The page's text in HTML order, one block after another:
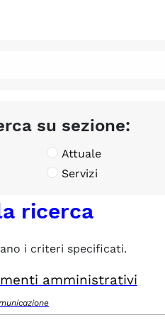
su sezione:
Attuale
Servizi
ricerca
i criteri specificati.
amministrativi